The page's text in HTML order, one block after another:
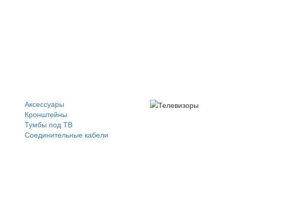
Аксессуары
Кронштейны
Тумбы под ТВ
Соединительные кабели